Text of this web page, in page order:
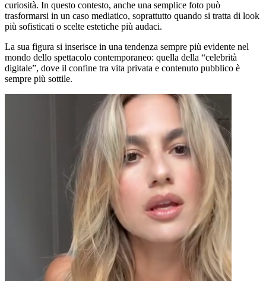
curiosità. In questo contesto, anche una semplice foto può
trasformarsi in un caso mediatico, soprattutto quando si tratta di look
più sofisticati o scelte estetiche più audaci.
La sua figura si inserisce in una tendenza sempre più evidente nel
mondo dello spettacolo contemporaneo: quella della “celebrità
digitale”, dove il confine tra vita privata e contenuto pubblico è
sempre più sottile.